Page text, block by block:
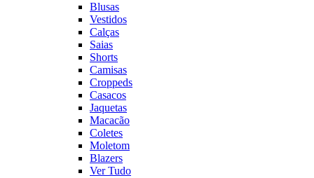
Blusas
Vestidos
Calças
Saias
Shorts
Camisas
Croppeds
Casacos
Jaquetas
Macacão
Coletes
Moletom
Blazers
Ver Tudo